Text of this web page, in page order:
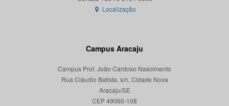
Localização
Campus Aracaju
Campus Prof. João Cardoso Nascimento
Rua Cláudio Batista, s/n, Cidade Nova
Aracaju/SE
CEP 49060-108